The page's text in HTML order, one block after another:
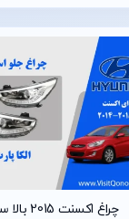
چراغ اکسنت 2015 بالا سفید